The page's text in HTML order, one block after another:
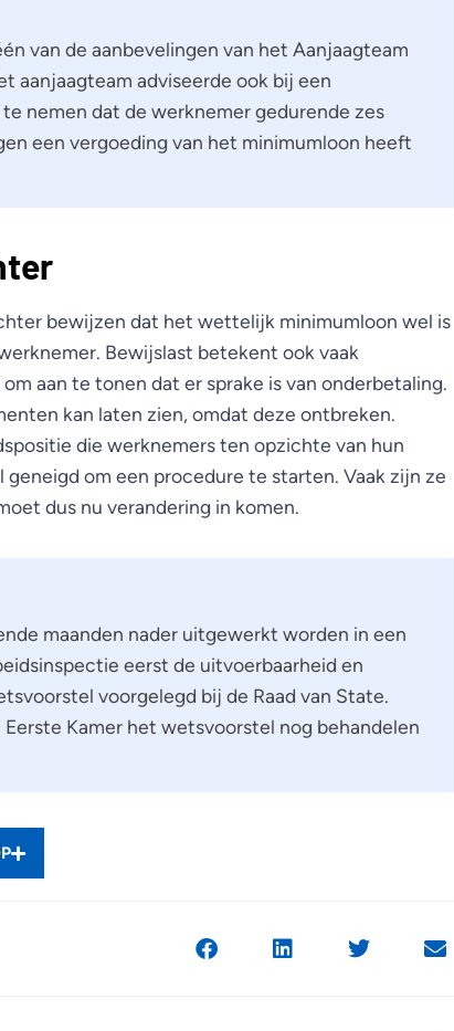
van de aanbevelingen van het Aanjaagteam
aanjaagteam adviseerde ook bij een
nemen dat de werknemer gedurende zes
een vergoeding van het minimumloon heeft
bewijzen dat het wettelijk minimumloon wel is
Bewijslast betekent ook vaak
aan te tonen dat er sprake is van onderbetaling.
kan laten zien, omdat deze ontbreken.
die werknemers ten opzichte van hun
om een procedure te starten. Vaak zijn ze
dus nu verandering in komen.
maanden nader uitgewerkt worden in een
eerst de uitvoerbaarheid en
voorgelegd bij de Raad van State.
Kamer het wetsvoorstel nog behandelen